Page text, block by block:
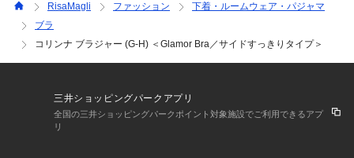
＜商品仕様＞
・3/4カップ
・ワイヤーあり
・サイドボーンあり（樹脂製）
・ホック：3段×3列
・ストラップ長さ調節可能（一部取り外し不可）
RisaMagli ファッション
下着・ルームウェア・パジャマ
ブラ
コリンナ ブラジャー (G-H) ＜Glamor Bra／サイドすっきりタイプ＞
三井ショッピングパークアプリ
全国の三井ショッピングパークポイント対象施設でご利用できるアプ
リ